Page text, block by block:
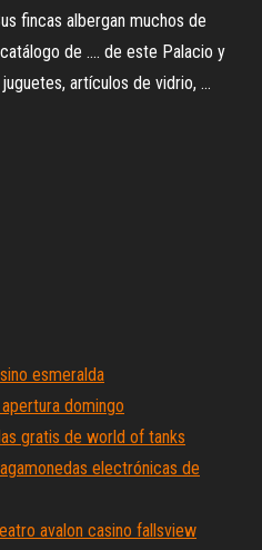
fincas albergan muchos de
de .... de este Palacio y
artículos de vidrio, ...
esmeralda
domingo
gratis de world of tanks
electrónicas de
avalon casino fallsview